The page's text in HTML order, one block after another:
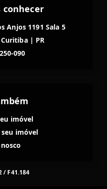
conhecer
Anjos 1191 Sala 5
Curitiba | PR
090
imóvel
seu imóvel
/ F41.184